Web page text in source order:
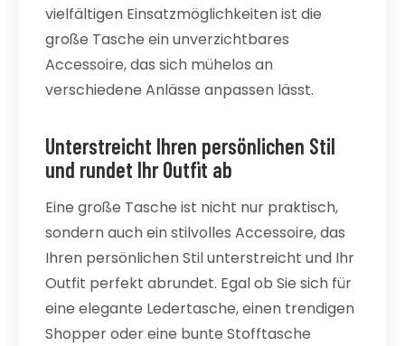
vielfältigen Einsatzmöglichkeiten ist die
große Tasche ein unverzichtbares
Accessoire, das sich mühelos an
verschiedene Anlässe anpassen lässt.
Unterstreicht Ihren persönlichen Stil
und rundet Ihr Outfit ab
Eine große Tasche ist nicht nur praktisch,
sondern auch ein stilvolles Accessoire, das
Ihren persönlichen Stil unterstreicht und Ihr
Outfit perfekt abrundet. Egal ob Sie sich für
eine elegante Ledertasche, einen trendigen
Shopper oder eine bunte Stofftasche